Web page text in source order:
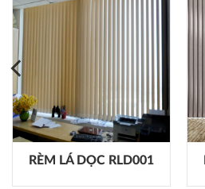
RÈM LÁ DỌC RLD001